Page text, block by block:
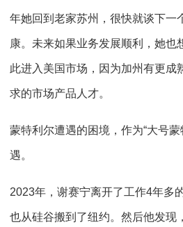
年她回到老家苏州，很快就谈下
康。未来如果业务发展顺利，她也
此进入美国市场，因为加州有更成
求的市场产品人才。
蒙特利尔遭遇的困境，作为“大号
遇。
2023年，谢赛宁离开了工作4年多
也从硅谷搬到了纽约。然后他发现